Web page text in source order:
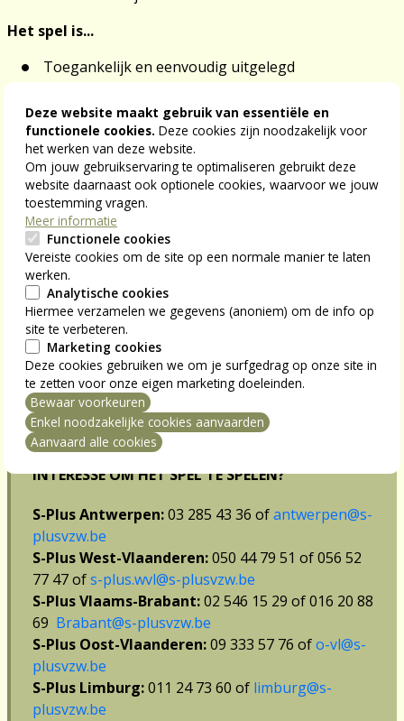
Het spel is...
Toegankelijk en eenvoudig uitgelegd
Praktisch en herkenbaar
Prijs
10 euro
Maar indien je aan onderstaande voorwaarden voldoet,
kan het spel gratis uitgeleend worden:
foto’s van tijdens het spel worden bezorgd aan een
S-Plusmedewerker
het evaluatieformulier (
bezorgd aan een S-Plusmedewerker
Het spel kan opgehaald worden op het regionaal
secretariaat van je provincie na reservatie
Interesse om het spel te spelen?
S-Plus Antwerpen:03 285 43 36 ofantwerpen@s-
plusvzw.be
S-Plus West-Vlaanderen:050 44 79 51 of 056 52
77 47 ofs-plus.wvl@s-plusvzw.be
S-Plus Vlaams-Brabant:02 546 15 29 of 016 20 88
69 Brabant@s-plusvzw.be
S-Plus Oost-Vlaanderen:09 333 57 76 ofo-vl@s-
plusvzw.be
S-Plus Limburg:011 24 73 60 of limburg@s-
plusvzw.be
Deze website maakt gebruik van essentiële en
functionele cookies. Deze cookies zijn noodzakelijk voor
het werken van deze website.
Om jouw gebruikservaring te optimaliseren gebruikt deze
website daarnaast ook optionele cookies, waarvoor we jouw
toestemming vragen.
Meer informatie
Functionele cookies
Vereiste cookies om de site op een normale manier te laten
werken.
Analytische cookies
Hiermee verzamelen we gegevens (anoniem) om de info op
site te verbeteren.
Marketing cookies
Deze cookies gebruiken we om je surfgedrag op onze site in
te zetten voor onze eigen marketing doeleinden.
Bewaar voorkeuren
Enkel noodzakelijke cookies aanvaarden
Aanvaard alle cookies
intrekken